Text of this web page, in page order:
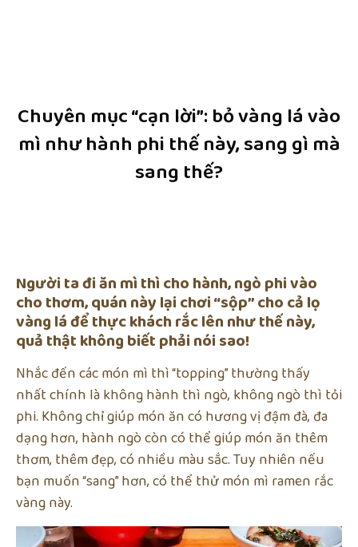
Chuyên mục “cạn lời”: bỏ vàng lá vào
mì như hành phi thế này, sang gì mà
sang thế?
Người ta đi ăn mì thì cho hành, ngò phi vào
cho thơm, quán này lại chơi “sộp” cho cả lọ
vàng lá để thực khách rắc lên như thế này,
quả thật không biết phải nói sao!
Nhắc đến các món mì thì “topping” thường thấy
nhất chính là không hành thì ngò, không ngò thì tỏi
phi. Không chỉ giúp món ăn có hương vị đậm đà, đa
dạng hơn, hành ngò còn có thể giúp món ăn thêm
thơm, thêm đẹp, có nhiều màu sắc. Tuy nhiên nếu
bạn muốn “sang” hơn, có thể thử món mì ramen rắc
vàng này.